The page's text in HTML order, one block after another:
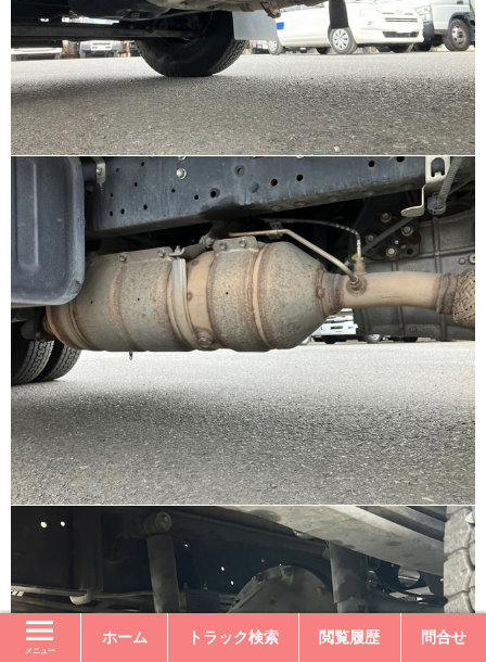
メニュー
ホーム トラック検索 閲覧履歴 問合せ